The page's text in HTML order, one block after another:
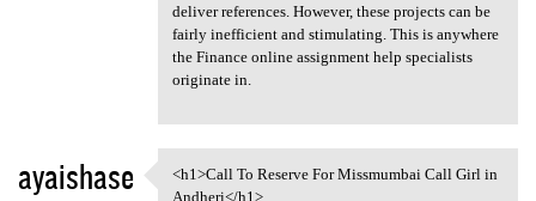
deliver references. However, these projects can be
fairly inefficient and stimulating. This is anywhere
the Finance online assignment help specialists
originate in.
ayaishase
<h1>Call To Reserve For
<h1>Call To Reserve For Missmumbai Call Girl in
Andheri</h1>